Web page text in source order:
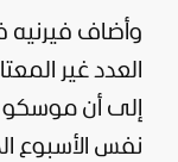
وأضاف
العدد غير
إلى أن
نفس الأسبوع